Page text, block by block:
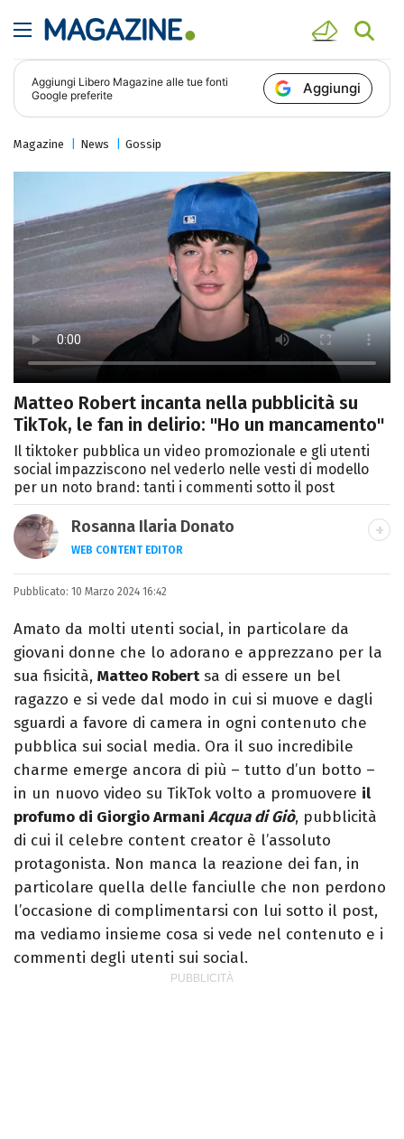
Aggiungi Libero Magazine alle tue fonti
Google preferite
Aggiungi
Magazine News Gossip
Matteo Robert incanta nella pubblicità su
TikTok, le fan in delirio: "Ho un mancamento"
Il tiktoker pubblica un video promozionale e gli utenti
social impazziscono nel vederlo nelle vesti di modello
per un noto brand: tanti i commenti sotto il post
Rosanna Ilaria Donato
WEB CONTENT EDITOR
Laureata in Linguaggi dei Media, mi dedico
Ho lavorato come web content editor
freelance per diverse testate.
Pubblicato: 10 Marzo 2024 16:42
Amato da molti utenti social, in particolare da
giovani donne che lo adorano e apprezzano per la
sua fisicità, Matteo Robertsa di essere un bel
ragazzo e si vede dal modo in cui si muove e dagli
sguardi a favore di camera in ogni contenuto che
pubblica sui social media. Ora il suo incredibile
charme emerge ancora di più – tutto d’un botto –
in un nuovo video su TikTok volto a promuovere il
profumo di Giorgio Armani Acqua di Giò, pubblicità
di cui il celebre content creator è l’assoluto
protagonista. Non manca la reazione dei fan, in
particolare quella delle fanciulle che non perdono
l’occasione di complimentarsi con lui sotto il post,
ma vediamo insieme cosa si vede nel contenuto e i
commenti degli utenti sui social.